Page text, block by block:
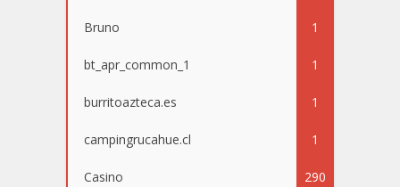
Bruno 1
bt_apr_common_1 1
burritoazteca.es 1
campingrucahue.cl 1
Casino 290